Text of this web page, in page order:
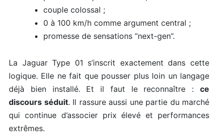
couple colossal ;
0 à 100 km/h comme argument central ;
promesse de sensations “next-gen”.
La Jaguar Type 01 s’inscrit exactement dans cette
logique. Elle ne fait que pousser plus loin un langage
déjà bien installé. Et il faut le reconnaître : ce
discours séduit. Il rassure aussi une partie du marché
qui continue d’associer prix élevé et performances
extrêmes.